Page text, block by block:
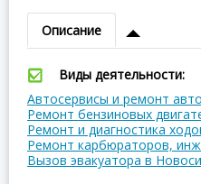
Описание
Виды деятельности:
Автосервисы и ремонт
Ремонт бензиновых
Ремонт и диагностика
Ремонт карбюраторов,
Вызов эвакуатора в